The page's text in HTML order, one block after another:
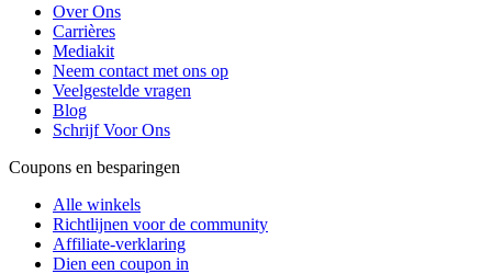
Over Ons
Carrières
Mediakit
Neem contact met ons op
Veelgestelde vragen
Blog
Schrijf Voor Ons
Coupons en besparingen
Alle winkels
Richtlijnen voor de community
Affiliate-verklaring
Dien een coupon in